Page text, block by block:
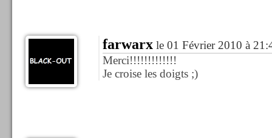
farwarxle 01 Février 2010 à
Merci!!!!!!!!!!!!!
Je croise les doigts ;)